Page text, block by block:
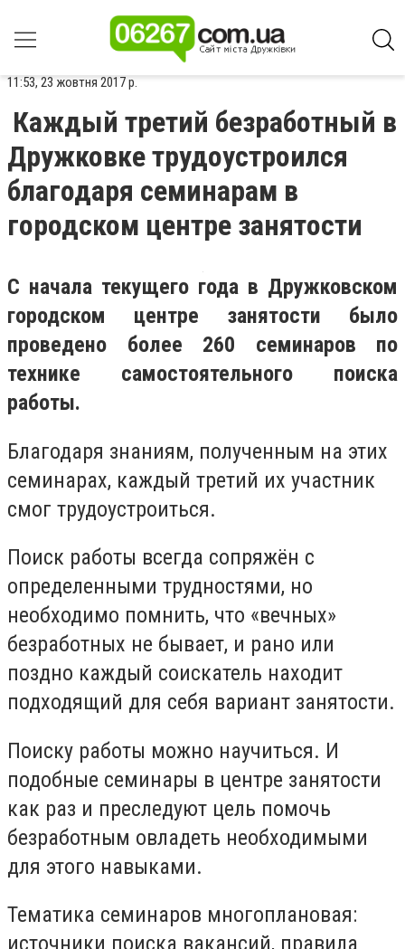
11:53, 23 жовтня 2017 р.
Каждый третий безработный в
Дружковке трудоустроился
благодаря семинарам в
городском центре занятости
С начала текущего года в Дружковском
городском центре занятости было
проведено более 260 семинаров по
технике самостоятельного поиска
работы.
Благодаря знаниям, полученным на этих
семинарах, каждый третий их участник
смог трудоустроиться.
Поиск работы всегда сопряжён с
определенными трудностями, но
необходимо помнить, что «вечных»
безработных не бывает, и рано или
поздно каждый соискатель находит
подходящий для себя вариант занятости.
Поиску работы можно научиться. И
подобные семинары в центре занятости
как раз и преследуют цель помочь
безработным овладеть необходимыми
для этого навыками.
Тематика семинаров многоплановая:
источники поиска вакансий, правила